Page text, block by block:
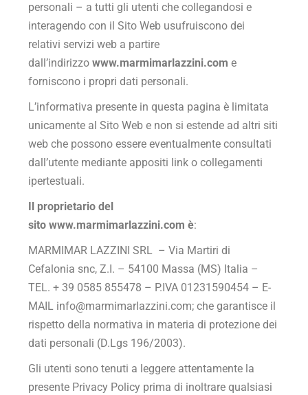
personali – a tutti gli utenti che collegandosi e
interagendo con il Sito Web usufruiscono dei
relativi servizi web a partire
dall’indirizzowww.marmimarlazzini.come
forniscono i propri dati personali.
L’informativa presente in questa pagina è limitata
unicamente al Sito Web e non si estende ad altri siti
web che possono essere eventualmente consultati
dall’utente mediante appositi link o collegamenti
ipertestuali.
Il proprietario del
sitowww.marmimarlazzini.com è:
MARMIMAR LAZZINI SRL – Via Martiri di
Cefalonia snc, Z.I. – 54100 Massa (MS) Italia –
TEL. + 39 0585 855478 – P.IVA 01231590454 – E-
MAIL info@marmimarlazzini.com; che garantisce il
rispetto della normativa in materia di protezione dei
dati personali (D.Lgs 196/2003).
Gli utenti sono tenuti a leggere attentamente la
presente Privacy Policy prima di inoltrare qualsiasi